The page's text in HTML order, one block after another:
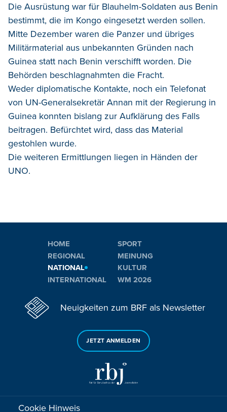
Die Ausrüstung war für Blauhelm-Soldaten aus Benin
bestimmt, die im Kongo eingesetzt werden sollen.
Mitte Dezember waren die Panzer und übriges
Militärmaterial aus unbekannten Gründen nach
Guinea statt nach Benin verschifft worden. Die
Behörden beschlagnahmten die Fracht.
Weder diplomatische Kontakte, noch ein Telefonat
von UN-Generalsekretär Annan mit der Regierung in
Guinea konnten bislang zur Aufklärung des Falls
beitragen. Befürchtet wird, dass das Material
gestohlen wurde.
Die weiteren Ermittlungen liegen in Händen der
UNO.
HOME
REGIONAL
NATIONAL
INTERNATIONAL
SPORT
MEINUNG
KULTUR
WM 2026
Neuigkeiten zum BRF als Newsletter
JETZT ANMELDEN
Sie haben noch Fragen oder Anmerkungen?
Cookie Hinweis